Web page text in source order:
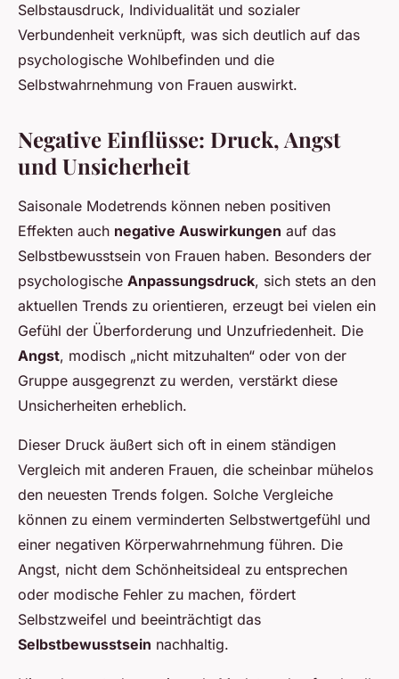
Selbstausdruck, Individualität und sozialer
Verbundenheit verknüpft, was sich deutlich auf das
psychologische Wohlbefinden und die
Selbstwahrnehmung von Frauen auswirkt.
Negative Einflüsse: Druck, Angst
und Unsicherheit
Saisonale Modetrends können neben positiven
Effekten auch negative Auswirkungen auf das
Selbstbewusstsein von Frauen haben. Besonders der
psychologische Anpassungsdruck, sich stets an den
aktuellen Trends zu orientieren, erzeugt bei vielen ein
Gefühl der Überforderung und Unzufriedenheit. Die
Angst, modisch „nicht mitzuhalten“ oder von der
Gruppe ausgegrenzt zu werden, verstärkt diese
Unsicherheiten erheblich.
Dieser Druck äußert sich oft in einem ständigen
Vergleich mit anderen Frauen, die scheinbar mühelos
den neuesten Trends folgen. Solche Vergleiche
können zu einem verminderten Selbstwertgefühl und
einer negativen Körperwahrnehmung führen. Die
Angst, nicht dem Schönheitsideal zu entsprechen
oder modische Fehler zu machen, fördert
Selbstzweifel und beeinträchtigt das
Selbstbewusstsein nachhaltig.